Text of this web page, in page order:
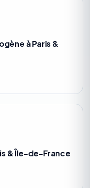
à Paris &
& Île-de-France